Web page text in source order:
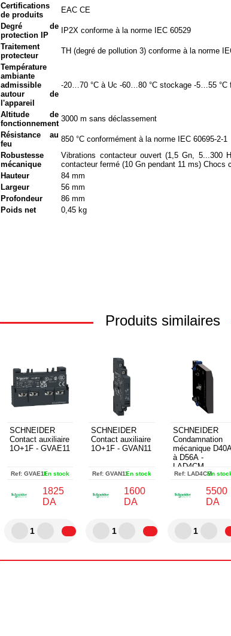
Certifications
de produits
EAC CE
Degré de
protection IP
IP2X conforme à la norme IEC 60529
Traitement
protecteur
TH (degré de pollution 3) conforme à la norme
Température
ambiante
admissible
autour de
l'appareil
-20…70 °C à Uc -60…80 °C stockage -5…55 °C
Altitude de
fonctionnement
3000 m sans déclassement
Résistance au
feu
850 °C conformément à la norme IEC 60695-2-1
Robustesse
mécanique
Vibrations contacteur ouvert (1,5 Gn, 5...300
contacteur fermé (10 Gn pendant 11 ms) Chocs
Hauteur
84 mm
Largeur
56 mm
Profondeur
86 mm
Poids net
0,45 kg
Produits similaires
SCHNEIDER
Contact auxiliaire
1O+1F - GVAE11
Ref: GVAE11En stock
1825
DA
1
SCHNEIDER
Contact auxiliaire
1O+1F - GVAN11
Ref:GVAN11En stock
1600
DA
1
SCHNEIDER
Condamnation
mécanique
à D56A -
LAD4CM
Ref: LAD4CMEn
5500
DA
1